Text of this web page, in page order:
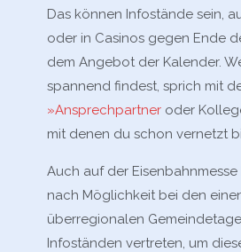
Das können Infostände sein,
oder in Casinos gegen Ende
dem Angebot der Kalender.
spannend findest, sprich mit
»Ansprechpartneroder
mit denen du schon vernetzt
Auch auf der Eisenbahnmesse
nach Möglichkeit bei den
überregionalen
Infoständen vertreten, um